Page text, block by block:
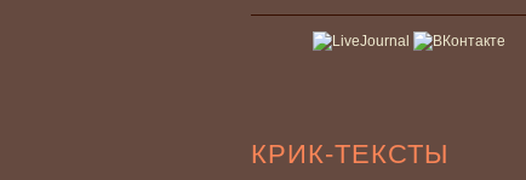
КРИК-ТЕКСТЫ